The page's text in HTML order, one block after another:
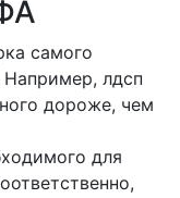
самого
лдсп
дороже, чем
для